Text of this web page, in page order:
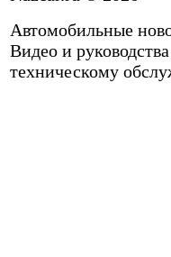
Автомобильные
Видео и
техническому